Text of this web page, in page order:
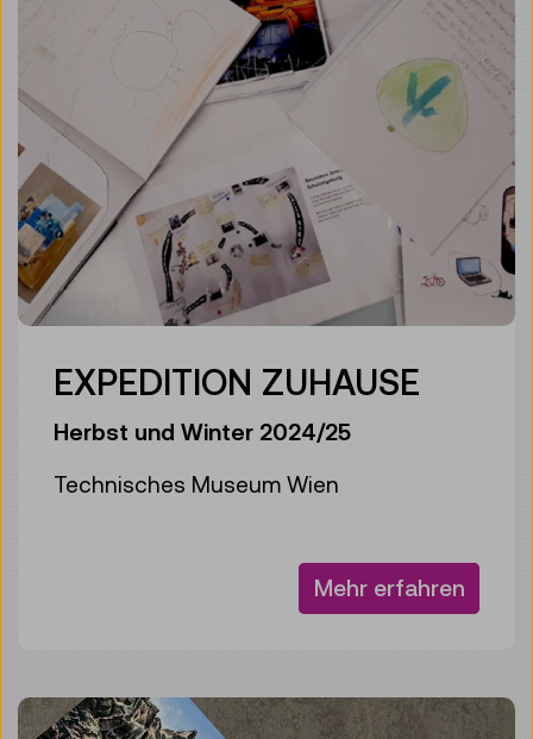
EXPEDITION ZUHAUSE
Herbst und Winter 2024/25
Technisches Museum Wien
Mehr erfahren